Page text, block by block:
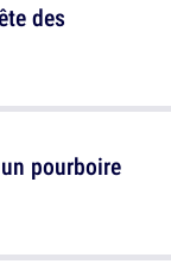
des
pourboire